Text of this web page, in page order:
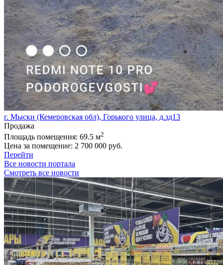
г. Мыски (Кемеровская обл), Горького улица, д.зд13
Продажа
Площадь помещения: 69.5 м2
Цена за помещение: 2 700 000 руб.
Перейти
Все новости портала
Смотреть все новости